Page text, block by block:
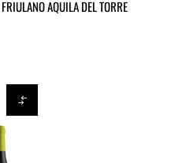
AQUILA DEL TORRE